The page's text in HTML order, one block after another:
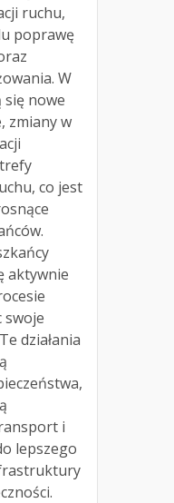
ruchu,
poprawę
W
się nowe
zmiany w
co jest
aktywnie
swoje
działania
i
lepszego